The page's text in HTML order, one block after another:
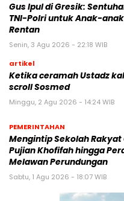
Gus Ipul di Gresik:
TNI-Polri untuk Anak-
Rentan
Senin, 3 Agu 2026 - 22:18 WIB
artikel
Ketika ceramah Ustadz
scroll Sosmed
Minggu, 2 Agu 2026 - 14:24 WIB
PEMERINTAHAN
Mengintip Sekolah Rakyat
Pujian Khofifah hingga
Melawan Perundungan
Sabtu, 1 Agu 2026 - 18:07 WIB